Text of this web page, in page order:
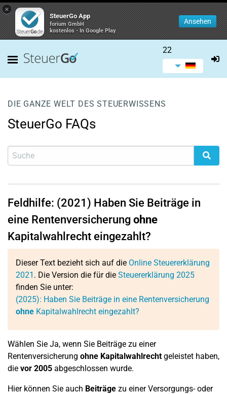
×
SteuerGo App
forium GmbH
kostenlos - In Google Play
Ansehen
22
DIE GANZE WELT DES STEUERWISSENS
SteuerGo FAQs
Feldhilfe: (2021) Haben Sie Beiträge in
eine Rentenversicherung ohne
Kapitalwahlrecht eingezahlt?
Dieser Text bezieht sich auf die Online Steuererklärung
2021 . Die Version die für die Steuererklärung 2025
finden Sie unter:
(2025): Haben Sie Beiträge in eine Rentenversicherung
ohne Kapitalwahlrecht eingezahlt?
Wählen Sie Ja, wenn Sie Beiträge zu einer
Rentenversicherung ohne Kapitalwahlrechtgeleistet haben,
die vor 2005 abgeschlossen wurde.
Hier können Sie auch Beiträge zu einer Versorgungs- oder